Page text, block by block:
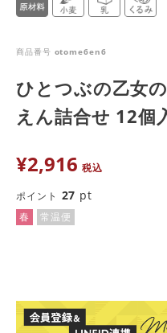
商品番号 otome6en6
ひとつぶの乙女
えん詰合せ 12個
¥2,916 税込
ポイント 27 pt
春 常温便